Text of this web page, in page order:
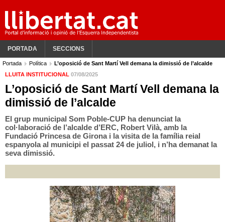
PORTADA SECCIONS
Portada Política
L’oposició de Sant Martí Vell demana la dimissió de l’alcalde
LLUITA INSTITUCIONAL 07/08/2025
L’oposició de Sant Martí Vell demana la
dimissió de l’alcalde
El grup municipal Som Poble-CUP ha denunciat la
col·laboració de l’alcalde d’ERC, Robert Vilà, amb la
Fundació Princesa de Girona i la visita de la família reial
espanyola al municipi el passat 24 de juliol, i n’ha demanat la
seva dimissió.